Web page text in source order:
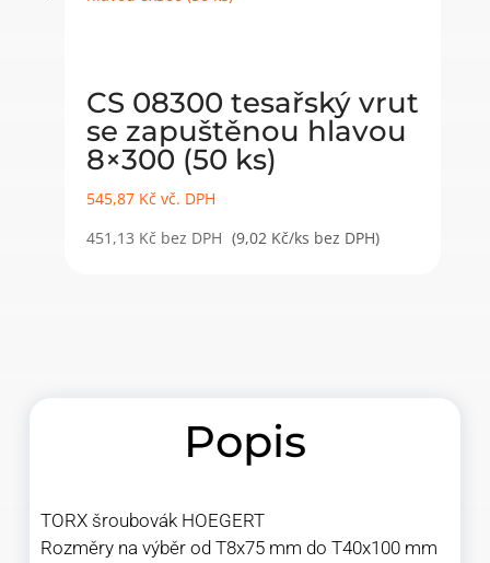
CS 08300 tesařský vrut
se zapuštěnou hlavou
8×300 (50 ks)
545,87 Kč vč. DPH
451,13 Kč bez DPH (9,02 Kč/ks bez DPH)
Popis
TORX šroubovák HOEGERT
Rozměry na výběr od T8x75 mm do T40x100 mm